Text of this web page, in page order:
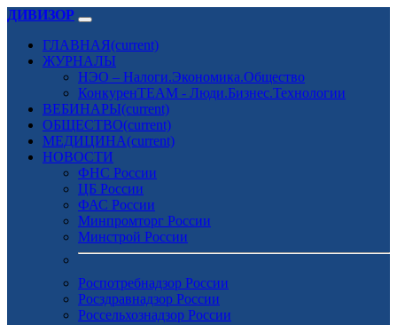
ДИВИЗОР
ГЛАВНАЯ(current)
ЖУРНАЛЫ
НЭО – Налоги.Экономика.Общество
КонкуренTEAM - Люди.Бизнес.Технологии
ВЕБИНАРЫ(current)
ОБЩЕСТВО(current)
МЕДИЦИНА(current)
НОВОСТИ
ФНС России
ЦБ России
ФАС России
Минпромторг России
Минстрой России
Роспотребнадзор России
Росздравнадзор России
Россельхознадзор России